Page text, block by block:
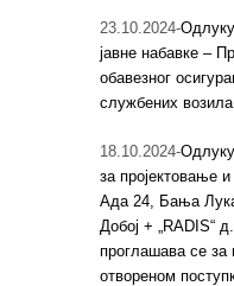
23.10.2024-
јавне набавке –
обавезног
службених
18.10.2024-
за пројектовање
Ада 24, Бања
Добој + „RADIS“
проглашава се за
отвореном